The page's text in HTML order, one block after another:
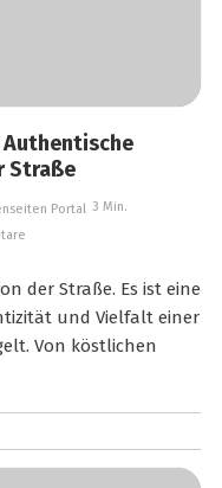
Straße
3 Min.
der Straße. Es ist eine
und Vielfalt einer
Von köstlichen